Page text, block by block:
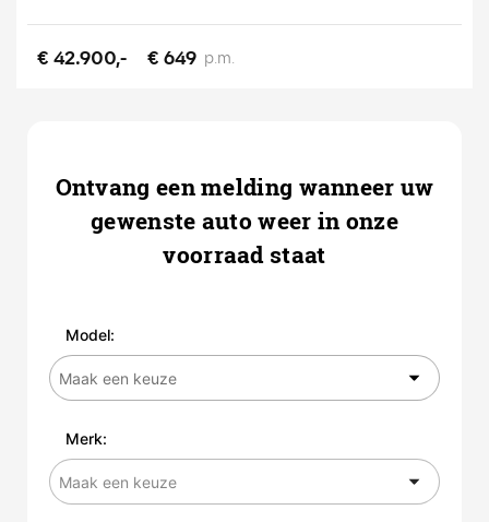
€ 42.900,- € 649 p.m.
Ontvang een melding wanneer uw
gewenste auto weer in onze
voorraad staat
Model:
Merk: